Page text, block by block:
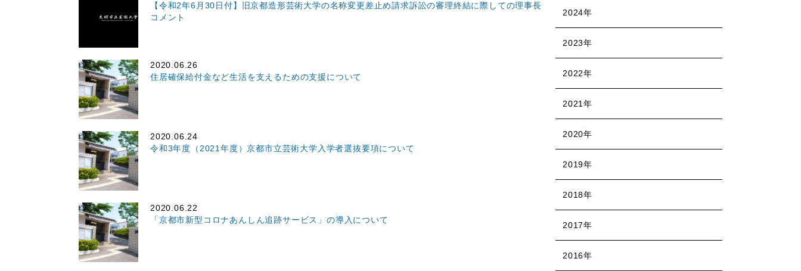
【令和2年6月30日付】旧京都造形芸術大学の名称変更差止め請求訴訟の審理終結に際しての理事長
コメント
2020.06.26
住居確保給付金など生活を支えるための支援について
2020.06.24
令和3年度（2021年度）京都市立芸術大学入学者選抜要項について
2020.06.22
「京都市新型コロナあんしん追跡サービス」の導入について
2024年
2023年
2022年
2021年
2020年
2019年
2018年
2017年
2016年